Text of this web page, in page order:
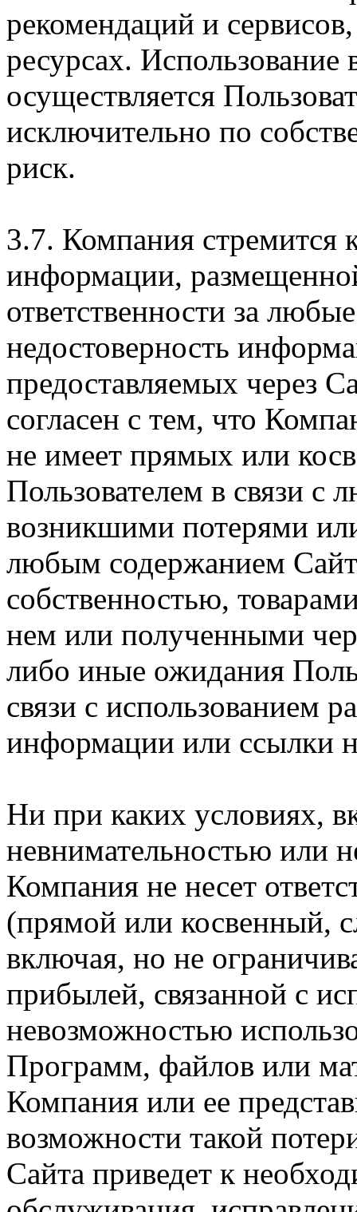
рекомендаций и
ресурсах.
осуществляется
исключительно по
риск.
3.7. Компания стремится
информации,
ответственности за
недостоверность
предоставляемых через
согласен с тем, что
не имеет прямых или
Пользователем в связи
возникшими потерями
любым содержанием
собственностью,
нем или полученными
либо иные ожидания
связи с использованием
информации или ссылки
Ни при каких условиях,
невнимательностью или
Компания не несет
(прямой или косвенный,
включая, но не
прибылей, связанной с
невозможностью
Программ, файлов или
Компания или ее
возможности такой
Сайта приведет к